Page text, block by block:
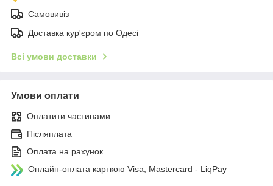
Самовивіз
Доставка кур'єром по Одесі
Всі умови доставки
Умови оплати
Оплатити частинами
Післяплата
Оплата на рахунок
Онлайн-оплата карткою Visa, Mastercard - LiqPay